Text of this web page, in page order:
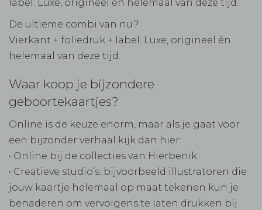
label. Luxe, origineel én helemaal van deze tijd.
De ultieme combi van nu?
Vierkant + foliedruk + label. Luxe, origineel én
helemaal van deze tijd.
Waar koop je bijzondere
geboortekaartjes?
Online is de keuze enorm, maar als je gaat voor
een bijzonder verhaal kijk dan hier:
• Online bij de collecties van Hierbenik.
• Creatieve studio’s: bijvoorbeeld illustratoren die
jouw kaartje helemaal op maat tekenen kun je
benaderen om vervolgens te laten drukken bij